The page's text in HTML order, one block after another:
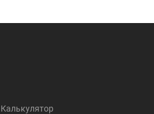
Калькулятор